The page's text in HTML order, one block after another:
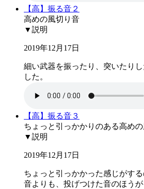
【高】振る音２
高めの風切り音
▼説明
2019年12月17日
細い武器を振ったり、突いたり
した。
【高】振る音３
ちょっと引っかかりのある高め
▼説明
2019年12月17日
ちょっと引っかかった感じがす
音よりも、投げつけた音のほう